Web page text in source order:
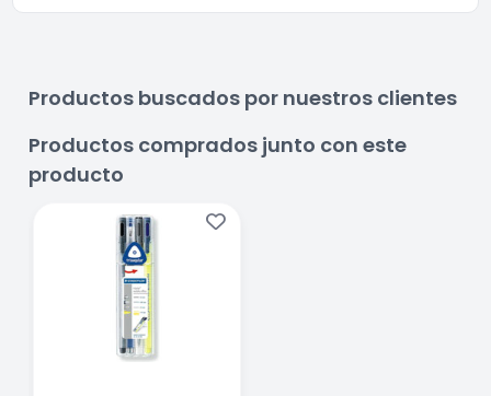
Productos buscados por nuestros clientes
Productos comprados junto con este
producto